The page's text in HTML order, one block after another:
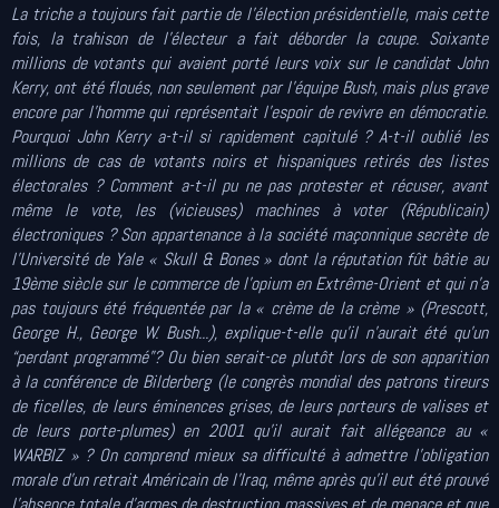
La triche a toujours fait partie de l’élection présidentielle, mais cette
fois, la trahison de l’électeur a fait déborder la coupe. Soixante
millions de votants qui avaient porté leurs voix sur le candidat John
Kerry, ont été floués, non seulement par l’équipe Bush, mais plus grave
encore par l’homme qui représentait l’espoir de revivre en démocratie.
Pourquoi John Kerry a-t-il si rapidement capitulé ? A-t-il oublié les
millions de cas de votants noirs et hispaniques retirés des listes
électorales ? Comment a-t-il pu ne pas protester et récuser, avant
même le vote, les (vicieuses) machines à voter (Républicain)
électroniques ? Son appartenance à la société maçonnique secrète de
l’Université de Yale « Skull & Bones » dont la réputation fût bâtie au
19ème siècle sur le commerce de l’opium en Extrême-Orient et qui n’a
pas toujours été fréquentée par la « crème de la crème » (Prescott,
George H., George W. Bush...), explique-t-elle qu’il n’aurait été qu’un
“perdant programmé”? Ou bien serait-ce plutôt lors de son apparition
à la conférence de Bilderberg (le congrès mondial des patrons tireurs
de ficelles, de leurs éminences grises, de leurs porteurs de valises et
de leurs porte-plumes) en 2001 qu’il aurait fait allégeance au «
WARBIZ » ? On comprend mieux sa difficulté à admettre l’obligation
morale d’un retrait Américain de l’Iraq, même après qu’il eut été prouvé